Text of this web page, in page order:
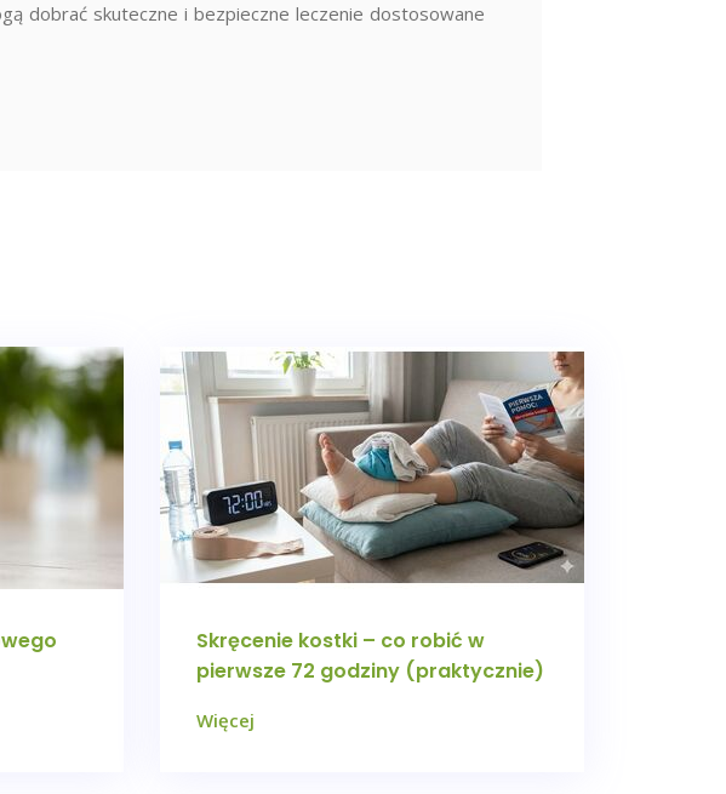
dobrać skuteczne i bezpieczne leczenie dostosowane
Skręcenie kostki – co robić w
pierwsze 72 godziny (praktycznie)
Więcej